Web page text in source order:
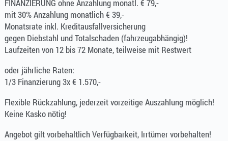
FINANZIERUNG ohne Anzahlung monatl. € 79,-
mit 30% Anzahlung monatlich € 39,-
Monatsrate inkl. Kreditausfallversicherung
gegen Diebstahl und Totalschaden (fahrzeugabhängig)!
Laufzeiten von 12 bis 72 Monate, teilweise mit Restwert
oder jährliche Raten:
1/3 Finanzierung 3x € 1.570,-
Flexible Rückzahlung, jederzeit vorzeitige Auszahlung möglich!
Keine Kasko nötig!
Angebot gilt vorbehaltlich Verfügbarkeit, Irrtümer vorbehalten!